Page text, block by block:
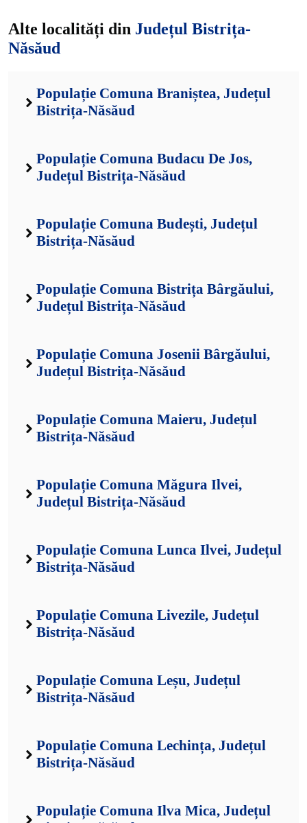
Alte localități din Județul Bistrița-
Năsăud
Populație Comuna Braniștea, Județul
Bistrița-Năsăud
Populație Comuna Budacu De Jos,
Județul Bistrița-Năsăud
Populație Comuna Budești, Județul
Bistrița-Năsăud
Populație Comuna Bistrița Bârgăului,
Județul Bistrița-Năsăud
Populație Comuna Josenii Bârgăului,
Județul Bistrița-Năsăud
Populație Comuna Maieru, Județul
Bistrița-Năsăud
Populație Comuna Măgura Ilvei,
Județul Bistrița-Năsăud
Populație Comuna Lunca Ilvei, Județul
Bistrița-Năsăud
Populație Comuna Livezile, Județul
Bistrița-Năsăud
Populație Comuna Leșu, Județul
Bistrița-Năsăud
Populație Comuna Lechința, Județul
Bistrița-Năsăud
Populație Comuna Ilva Mica, Județul